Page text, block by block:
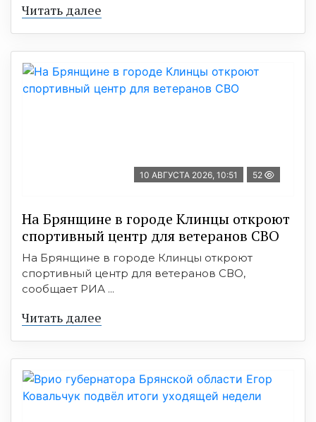
Читать далее
10 АВГУСТА 2026, 10:51 52
На Брянщине в городе Клинцы откроют
спортивный центр для ветеранов СВО
На Брянщине в городе Клинцы откроют
спортивный центр для ветеранов СВО,
сообщает РИА ...
Читать далее